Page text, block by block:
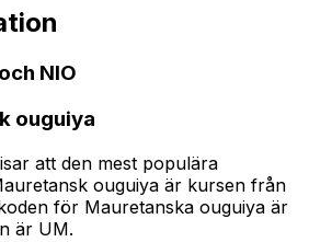
NIO
ouguiya
att den mest populära
ouguiya är kursen från
för Mauretanska ouguiya är
är UM.